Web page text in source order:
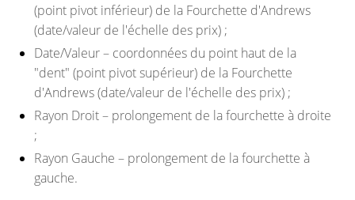
(point pivot inférieur) de la Fourchette d'Andrews
(date/valeur de l'échelle des prix) ;
Date/Valeur– coordonnées du point haut de la
"dent" (point pivot supérieur) de la Fourchette
d'Andrews (date/valeur de l'échelle des prix) ;
Rayon Droit– prolongement de la fourchette à droite
;
Rayon Gauche – prolongement de la fourchette à
gauche.